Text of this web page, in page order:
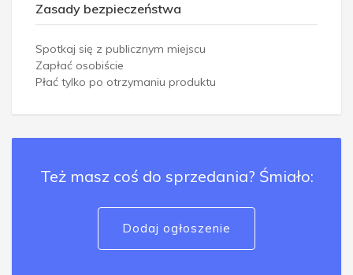
Zasady bezpieczeństwa
Spotkaj się z publicznym miejscu
Zapłać osobiście
Płać tylko po otrzymaniu produktu
Też masz coś do sprzedania? Śmiało:
Dodaj ogłoszenie